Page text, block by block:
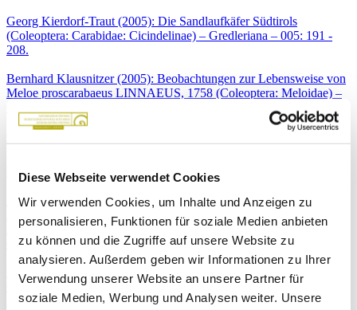
Diese Webseite verwendet Cookies
Wir verwenden Cookies, um Inhalte und Anzeigen zu
personalisieren, Funktionen für soziale Medien anbieten
zu können und die Zugriffe auf unsere Website zu
analysieren. Außerdem geben wir Informationen zu Ihrer
Verwendung unserer Website an unsere Partner für
soziale Medien, Werbung und Analysen weiter. Unsere
Georg Kierdorf-Traut (2005): Die Sandlaufkäfer Südtirols
(Coleoptera: Carabidae: Cicindelinae) – Gredleriana – 005: 191 -
208.
Bernhard Klausnitzer (2005): Beobachtungen zur Lebensweise von
Meloe proscarabaeus LINNAEUS, 1758 (Coleoptera: Meloidae) –
Guiseppe Osella, Anna Maria Zuppa, Carla Di Marco (2005): Il
biodiversità – Gredleriana – 005: 217 - 226.
Salvatore Vicidomini (2005): Sistematica e distribuzione degli
Xylocopini (Hymenoptera: Apidae: Xylocopinae): faunistica delle
regioni alpine con note sulla presenza dell'acaro foretico Sennertia
Cerambycina (Acari: Astigmata) – Gredleriana – 005: 227 - 236.
Florian Glaser (2005): Siedlungsdichte, Habitatwahl und
Gefährdungssituation von Ameisen (Hymenoptera, Formicidae) in
Prader Sand und Schludernser Au (Italien, Südtirol) – Gredleriana –